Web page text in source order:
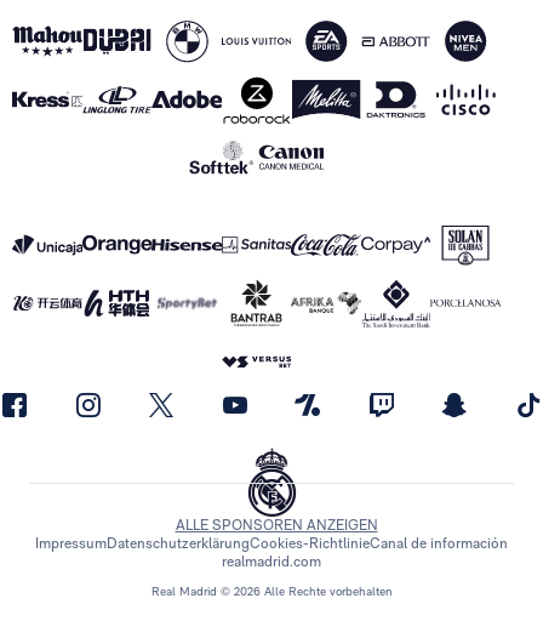
Real Madrid © 2026 Alle Rechte vorbehalten
ALLE SPONSOREN ANZEIGEN
ImpressumDatenschutzerklärungCookies-RichtlinieCanal de información
realmadrid.com